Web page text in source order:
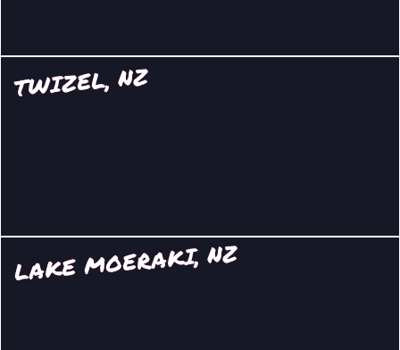
TWIZEL, NZ
LAKE MOERAKI, NZ